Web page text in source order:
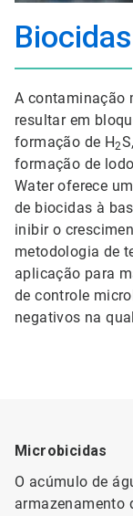
Biocidas
A contaminação
resultar em
formação de H2
formação de
Water oferece
de biocidas à
inibir o
metodologia de
aplicação para
de controle
negativos na
Microbicidas
O acúmulo de
armazenamento